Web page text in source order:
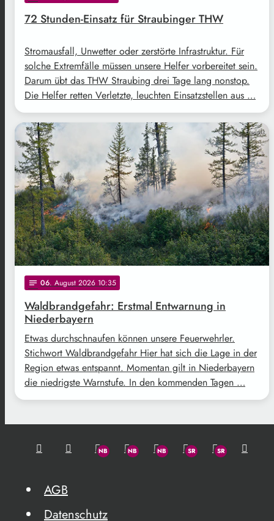
72 Stunden-Einsatz für Straubinger THW
Stromausfall, Unwetter oder zerstörte Infrastruktur. Für
solche Extremfälle müssen unsere Helfer vorbereitet sein.
Darum übt das THW Straubing drei Tage lang nonstop.
Die Helfer retten Verletzte, leuchten Einsatzstellen aus …
Freepik
notes 06. August 2026 10:35
Waldbrandgefahr: Erstmal Entwarnung in
Niederbayern
Etwas durchschnaufen können unsere Feuerwehrler.
Stichwort Waldbrandgefahr Hier hat sich die Lage in der
Region etwas entspannt. Momentan gilt in Niederbayern
die niedrigste Warnstufe. In den kommenden Tagen …
AGB
Datenschutz